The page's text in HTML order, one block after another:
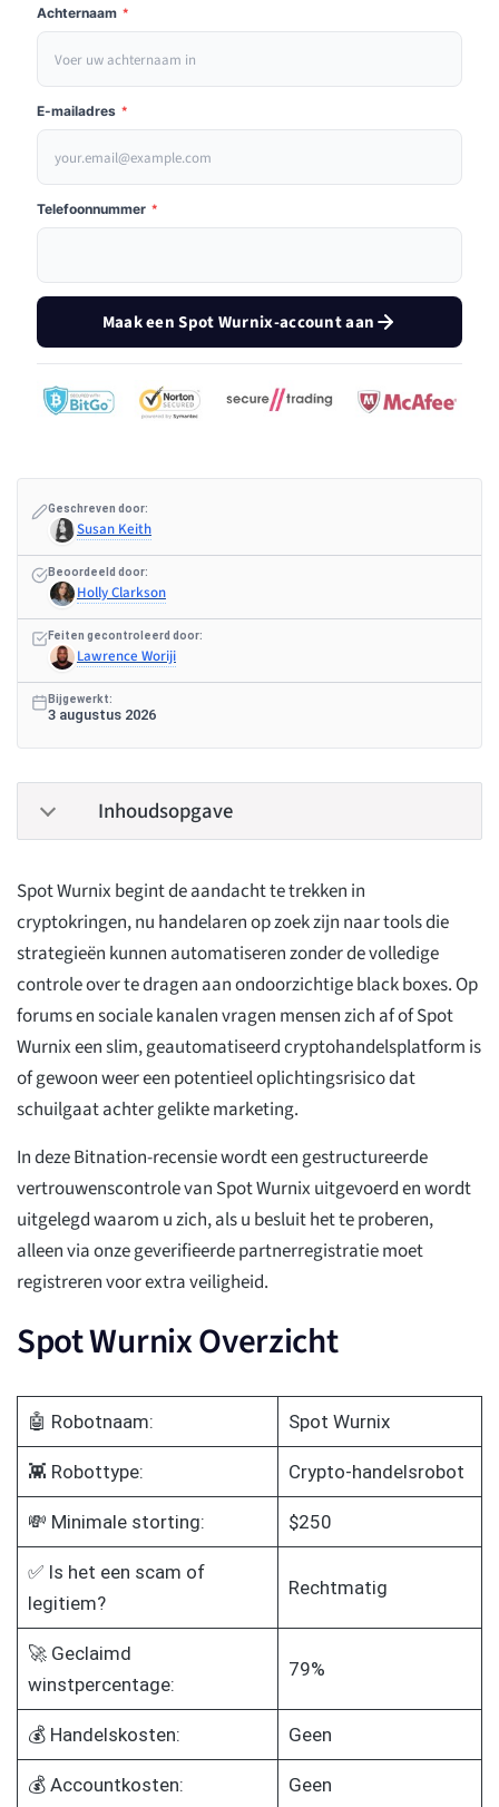
Achternaam *
E-mailadres *
Telefoonnummer *
Maak een Spot Wurnix-account aan
Geschreven door:
Susan Keith
Beoordeeld door:
Holly Clarkson
Feiten gecontroleerd door:
Lawrence Woriji
Bijgewerkt:
3 augustus 2026
Inhoudsopgave
Spot Wurnix begint de aandacht te trekken in
cryptokringen, nu handelaren op zoek zijn naar tools die
strategieën kunnen automatiseren zonder de volledige
controle over te dragen aan ondoorzichtige black boxes. Op
forums en sociale kanalen vragen mensen zich af of Spot
Wurnix een slim, geautomatiseerd cryptohandelsplatform is
of gewoon weer een potentieel oplichtingsrisico dat
schuilgaat achter gelikte marketing.
In deze Bitnation-recensie wordt een gestructureerde
vertrouwenscontrole van Spot Wurnix uitgevoerd en wordt
uitgelegd waarom u zich, als u besluit het te proberen,
alleen via onze geverifieerde partnerregistratie moet
registreren voor extra veiligheid.
Spot Wurnix Overzicht
🤖 Robotnaam: Spot Wurnix
👾 Robottype: Crypto-handelsrobot
💸 Minimale storting: $250
✅ Is het een scam of
legitiem?
Rechtmatig
🚀 Geclaimd
winstpercentage:
79%
💰 Handelskosten: Geen
💰 Accountkosten: Geen